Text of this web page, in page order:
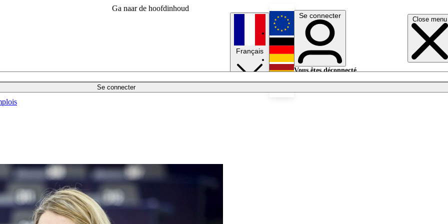
Ga naar de hoofdinhoud
Close menu
Se connecter
Français
English
Deutsch
Se connecter
Vous êtes déconnecté.